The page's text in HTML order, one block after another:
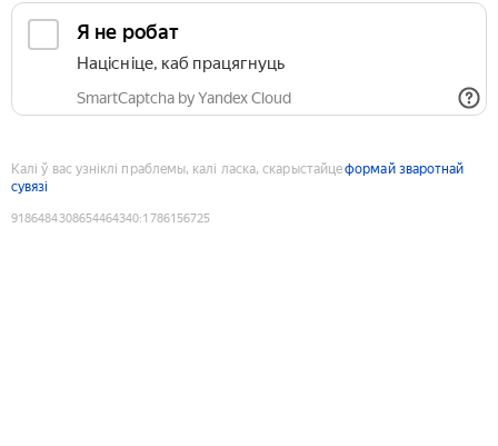
Я не робат
Націсніце, каб працягнуць
SmartCaptcha by Yandex Cloud
Калі ў вас узніклі праблемы, калі ласка, скарыстайцеформай зваротнай
сувязі
9186484308654464340:1786156725